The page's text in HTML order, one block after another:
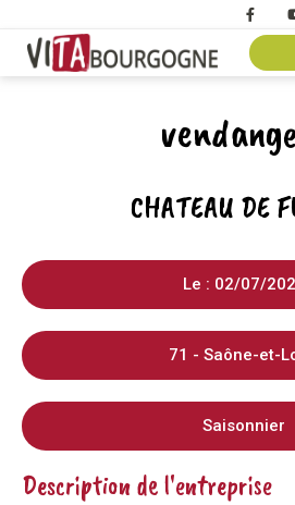
CHATEAU DE
Le : 02/07/
71 - Saône-et-
Saisonnier
Description de l'entreprise